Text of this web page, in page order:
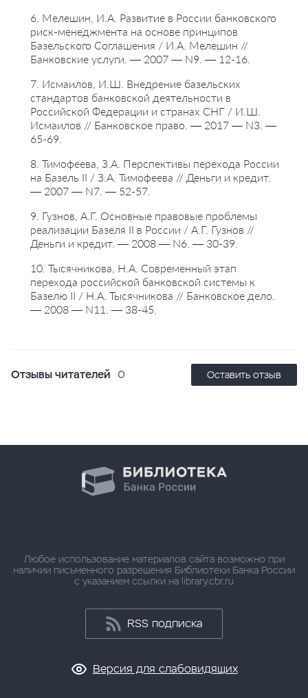
6. Мелешин, И.А. Развитие в России банковского
риск-менеджмента на основе принципов
Базельского Соглашения / И.А. Мелешин //
Банковские услуги. — 2007 — N9. — 12-16.
7. Исмаилов, И.Ш. Внедрение базельских
стандартов банковской деятельности в
Российской Федерации и странах СНГ / И.Ш.
Исмаилов // Банковское право. — 2017 — N3. —
65-69.
8. Тимофеева, З.А. Перспективы перехода России
на Базель II / З.А. Тимофеева // Деньги и кредит.
— 2007 — N7. — 52-57.
9. Гузнов, А.Г. Основные правовые проблемы
реализации Базеля II в России / А.Г. Гузнов //
Деньги и кредит. — 2008 — N6. — 30-39.
10. Тысячникова, Н.А. Современный этап
перехода российской банковской системы к
Базелю II / Н.А. Тысячникова // Банковское дело.
— 2008 — N11. — 38-45.
Отзывы читателей 0 Оставить отзыв
Любое использование материалов сайта возможно при
наличии письменного разрешения Библиотеки Банка России
с указанием ссылки на library.cbr.ru
RSS подписка
Версия для слабовидящих